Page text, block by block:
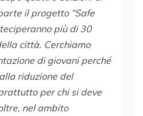
il progetto “Safe
più di 30
città. Cerchiamo
di giovani perché
riduzione del
per chi si deve
nel ambito